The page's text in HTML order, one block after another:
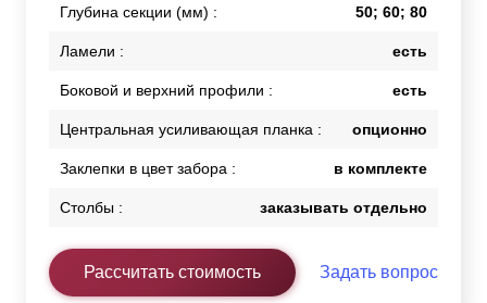
Глубина секции (мм) : 50; 60; 80
Ламели : есть
Боковой и верхний профили : есть
Центральная усиливающая планка : опционно
Заклепки в цвет забора : в комплекте
Столбы : заказывать отдельно
Рассчитать стоимость Задать вопрос